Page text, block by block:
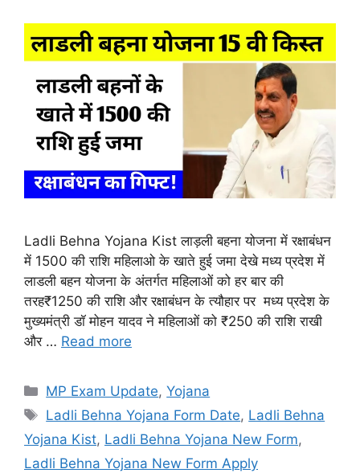
Ladli Behna Yojana Kist लाड़ली बहना योजना में रक्षाबंधन
में 1500 की राशि महिलाओ के खाते हुई जमा देखे मध्य प्रदेश में
लाडली बहन योजना के अंतर्गत महिलाओं को हर बार की
तरह₹1250 की राशि और रक्षाबंधन के त्यौहार पर मध्य प्रदेश के
मुख्यमंत्री डॉ मोहन यादव ने महिलाओं को ₹250 की राशि राखी
और … Read more
Categories
MP Exam Update,Yojana
Tags
Ladli Behna Yojana Form Date, Ladli Behna
Yojana Kist, Ladli Behna Yojana New Form,
Ladli Behna Yojana New Form Apply